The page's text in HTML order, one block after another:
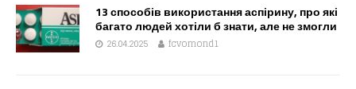
13 способів використання аспірину, про які
багато людей хотіли б знати, але не змогли
26.04.2025 fcvomond1